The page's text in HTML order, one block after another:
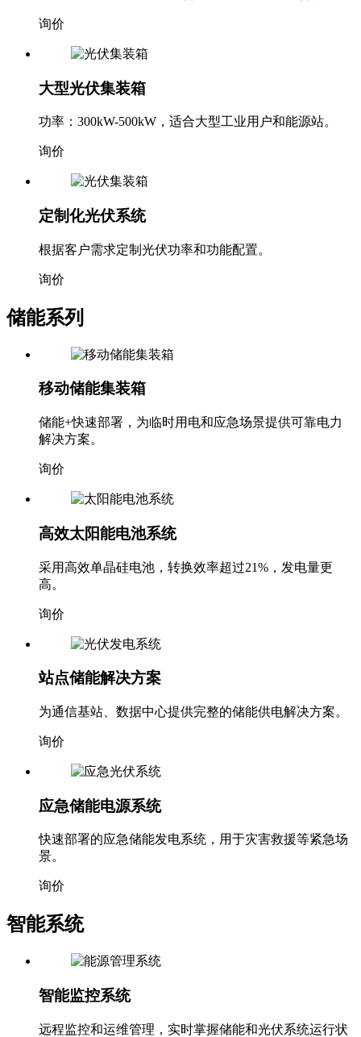
询价
大型光伏集装箱
功率：300kW-500kW，适合大型工业用户和能源站。
询价
定制化光伏系统
根据客户需求定制光伏功率和功能配置。
询价
储能系列
移动储能集装箱
储能+快速部署，为临时用电和应急场景提供可靠电力
解决方案。
询价
高效太阳能电池系统
采用高效单晶硅电池，转换效率超过21%，发电量更
高。
询价
站点储能解决方案
为通信基站、数据中心提供完整的储能供电解决方案。
询价
应急储能电源系统
快速部署的应急储能发电系统，用于灾害救援等紧急场
景。
询价
智能系统
智能监控系统
远程监控和运维管理，实时掌握储能和光伏系统运行状